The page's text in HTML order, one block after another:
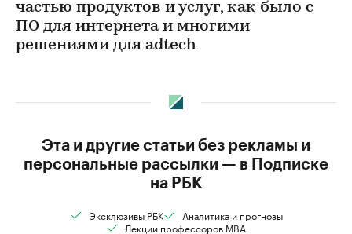
частью продуктов и услуг, как было с
ПО для интернета и многими
решениями для adtech
Эта и другие статьи без рекламы и
персональные рассылки — в Подписке
на РБК
Эксклюзивы РБК
Аналитика и прогнозы
Лекции профессоров MBA